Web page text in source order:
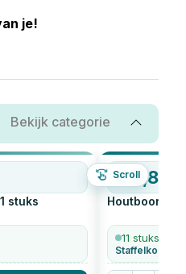
je!
Bekijk categorie
Scroll
1 stuks
€2,86
Houtboor
11 stuks op
Staffelkorting